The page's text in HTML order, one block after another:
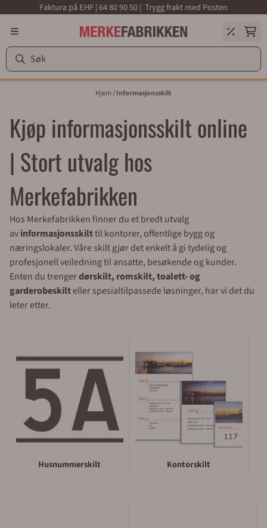
Hopp til innholdFaktura på EHF | 64 80 90 50 | Trygg frakt med Posten
Hjem/Informasjonsskilt
Kjøp informasjonsskilt online
| Stort utvalg hos
Merkefabrikken
Hos Merkefabrikken finner du et bredt utvalg
avinformasjonsskilttil kontorer, offentlige bygg og
næringslokaler. Våre skilt gjør det enkelt å gi tydelig og
profesjonell veiledning til ansatte, besøkende og kunder.
Enten du trengerdørskilt, romskilt, toalett- og
garderobeskilteller spesialtilpassede løsninger, har vi det du
leter etter.
Husnummerskilt Kontorskilt